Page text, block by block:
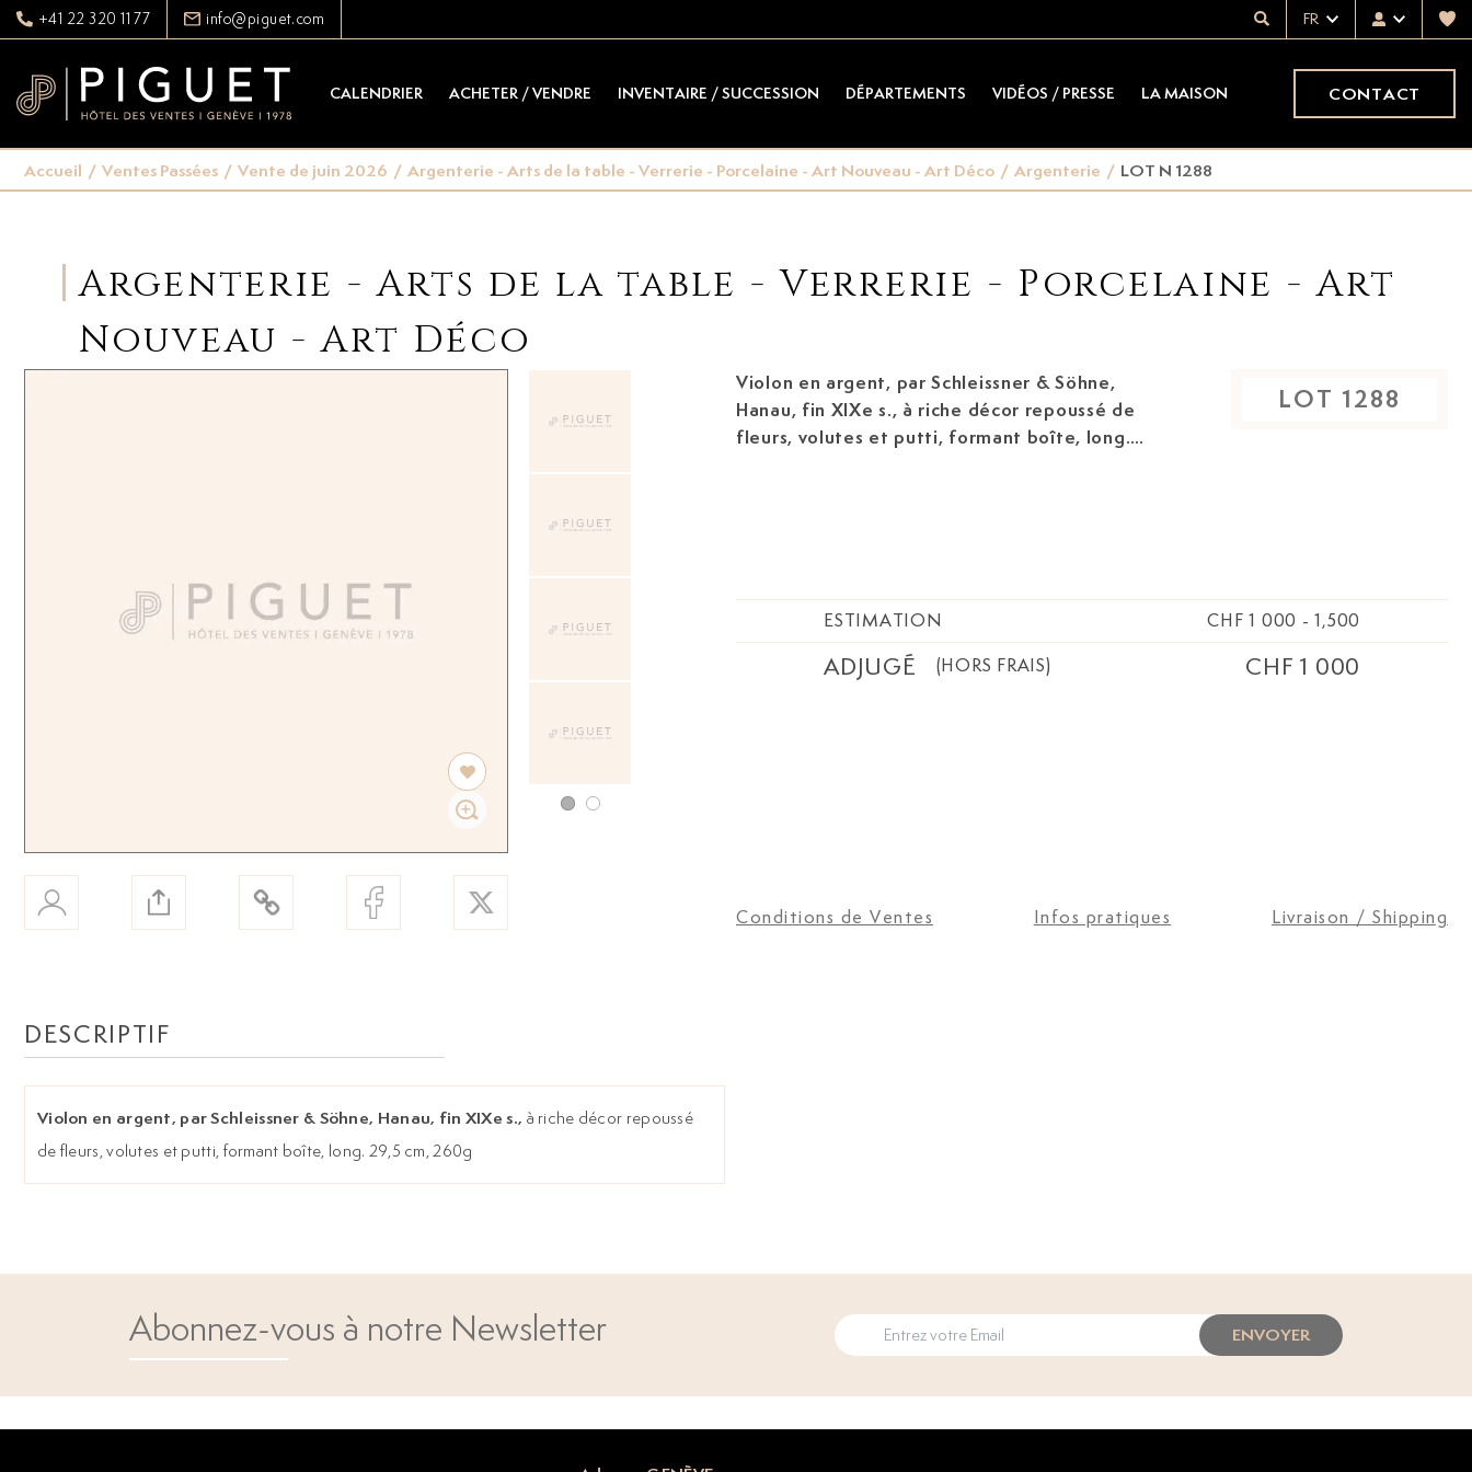
+41 22 320 11 77 info@piguet.com FR
CALENDRIER ACHETER / VENDRE INVENTAIRE / SUCCESSION DÉPARTEMENTS VIDÉOS / PRESSE LA MAISON CONTACT
Accueil / Ventes Passées / Vente de juin 2026 / Argenterie - Arts de la table - Verrerie - Porcelaine - Art Nouveau - Art Déco / Argenterie / LOT N 1288
Argenterie - Arts de la table - Verrerie - Porcelaine - Art
Nouveau - Art Déco
Violon en argent, par Schleissner & Söhne,
Hanau, fin XIXe s.,
fleurs, volutes et putti, formant boîte, long.
LOT 1288
ESTIMATION CHF 1 000 - 1,500
ADJUGÉ (HORS FRAIS) CHF 1 000
Conditions de Ventes Infos pratiques Livraison / Shipping
DESCRIPTIF
Violon en argent, par Schleissner & Söhne, Hanau, fin XIXe s., à riche décor repoussé
de fleurs, volutes et putti, formant boîte, long. 29,5 cm, 260g
Abonnez-vous à notre Newsletter ENVOYER